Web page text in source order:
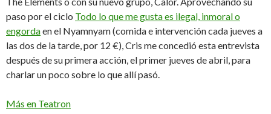
paso por el ciclo Todo lo que me gusta es ilegal, inmoral o
engordaen el Nyamnyam (comida e intervención cada jueves a
las dos de la tarde, por 12 €), Cris me concedió esta entrevista
después de su primera acción, el primer jueves de abril, para
charlar un poco sobre lo que allí pasó.
Más en Teatron